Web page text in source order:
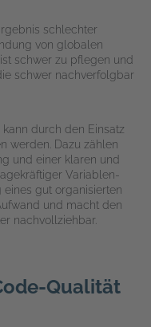
schlechter
von globalen
schwer zu pflegen und
schwer nachverfolgbar
kann durch den Einsatz
werden. Dazu zählen
und einer klaren und
Variablen-
eines gut organisierten
und macht den
nachvollziehbar.
Qualität